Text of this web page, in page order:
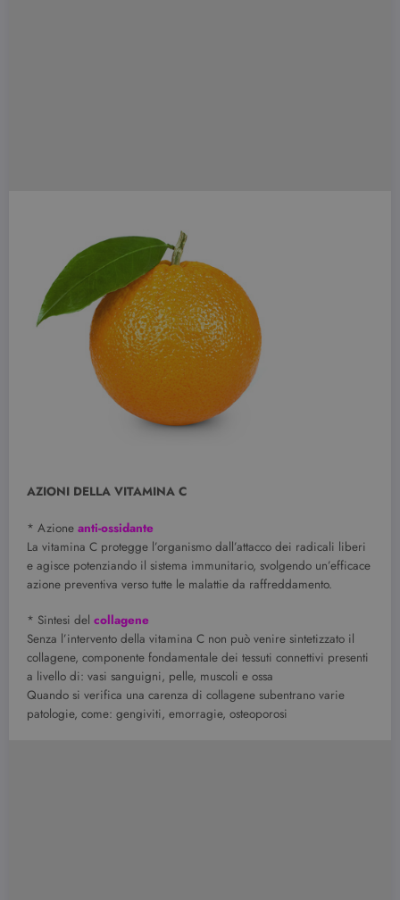
AZIONI DELLA VITAMINA C
* Azione anti-ossidante
La vitamina C protegge l’organismo dall’attacco dei radicali liberi
e agisce potenziando il sistema immunitario, svolgendo un’efficace
azione preventiva verso tutte le malattie da raffreddamento.
* Sintesi del collagene
Senza l’intervento della vitamina C non può venire sintetizzato il
collagene, componente fondamentale dei tessuti connettivi presenti
a livello di: vasi sanguigni, pelle, muscoli e ossa
Quando si verifica una carenza di collagene subentrano varie
patologie, come: gengiviti, emorragie, osteoporosi